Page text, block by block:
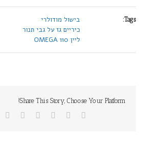
Tags:
בישול מודולרי
כיריים גז על גבי תנור
ליין 110 OMEGA
Share This Story, Choose Your Platform!